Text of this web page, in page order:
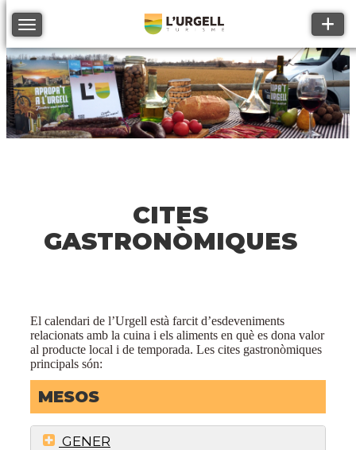
Toggle navigation
CITES
GASTRONÒMIQUES
El calendari de l’Urgell està farcit d’esdeveniments
relacionats amb la cuina i els aliments en què es dona valor
al producte local i de temporada. Les cites gastronòmiques
principals són:
MESOS
GENER